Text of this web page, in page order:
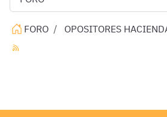
FORO OPOSITORES